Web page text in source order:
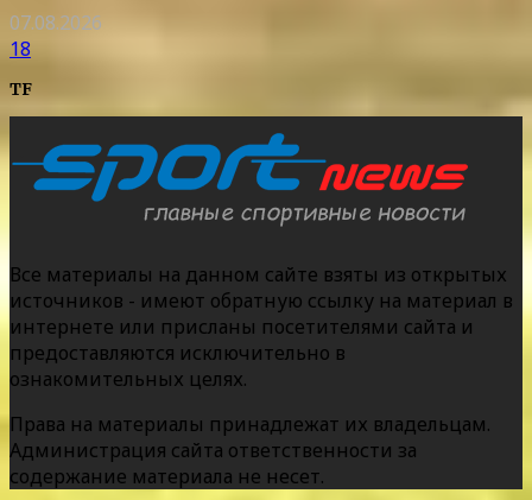
07.08.2026
18
TF
Все материалы на данном сайте взяты из открытых
источников - имеют обратную ссылку на материал в
интернете или присланы посетителями сайта и
предоставляются исключительно в
ознакомительных целях.
Права на материалы принадлежат их владельцам.
Администрация сайта ответственности за
содержание материала не несет.